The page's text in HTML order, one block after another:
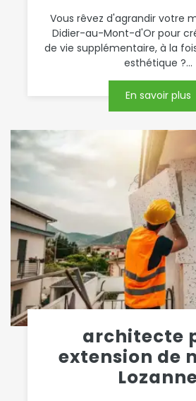
Vous rêvez d'agrandir votre
Didier-au-Mont-d'Or pour
de vie supplémentaire, à la
esthétique ?...
En savoir plus
architecte
extension de